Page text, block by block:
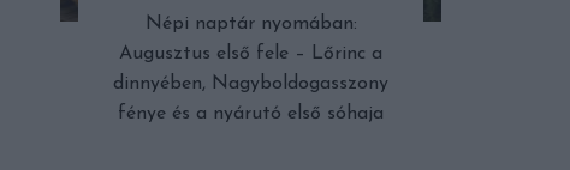
Népi naptár nyomában:
Augusztus első fele – Lőrinc a
dinnyében, Nagyboldogasszony
fénye és a nyárutó első sóhaja